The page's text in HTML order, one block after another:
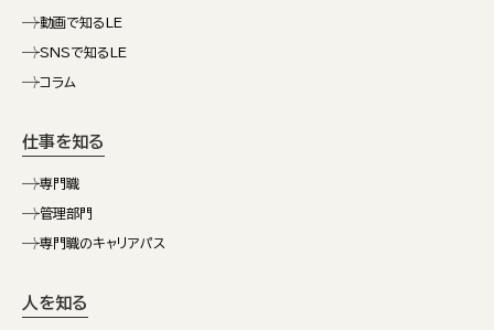
動画で知るLE
SNSで知るLE
コラム
仕事を知る
専門職
管理部門
専門職のキャリアパス
人を知る